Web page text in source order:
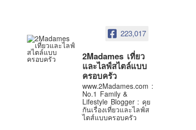
223,017
2Madames เที่ยว
และไลฟ์สไตล์แบบ
ครอบครัว
www.2Madames.com :
No.1 Family &
Lifestyle Blogger : คุย
กันเรื่องเที่ยวและไลฟ์ส
ไตส์แบบครอบครัว